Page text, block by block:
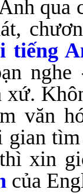
tiếng
xứ.
văn
gian
xin
của